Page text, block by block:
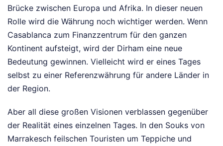
Brücke zwischen Europa und Afrika. In dieser neuen
Rolle wird die Währung noch wichtiger werden. Wenn
Casablanca zum Finanzzentrum für den ganzen
Kontinent aufsteigt, wird der Dirham eine neue
Bedeutung gewinnen. Vielleicht wird er eines Tages
selbst zu einer Referenzwährung für andere Länder in
der Region.
Aber all diese großen Visionen verblassen gegenüber
der Realität eines einzelnen Tages. In den Souks von
Marrakesch feilschen Touristen um Teppiche und